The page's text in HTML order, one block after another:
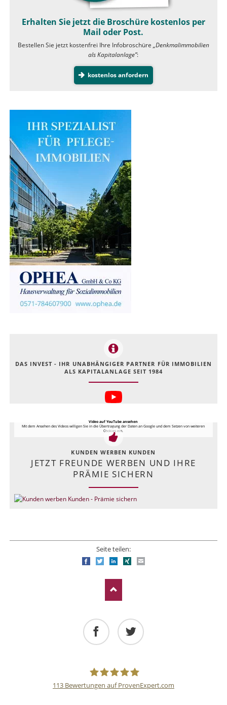
Erhalten Sie jetzt die Broschüre kostenlos per
Mail oder Post.
Bestellen Sie jetzt kostenfrei Ihre Infobroschüre „Denkmalimmobilien
als Kapitalanlage”:
kostenlos anfordern
DAS INVEST - IHR UNABHÄNGIGER PARTNER FÜR IMMOBILIEN
ALS KAPITALANLAGE SEIT 1984
Video auf YouTube ansehen
Mit dem Ansehen des Videos willigen Sie in die Übertragung der Daten an Google und dem Setzen von weiteren
Cookies ein.
KUNDEN WERBEN KUNDEN
JETZT FREUNDE WERBEN UND IHRE
PRÄMIE SICHERN
Seite teilen:
FacebookTwitterLinkedIn
Xing
113 Bewertungen auf ProvenExpert.com